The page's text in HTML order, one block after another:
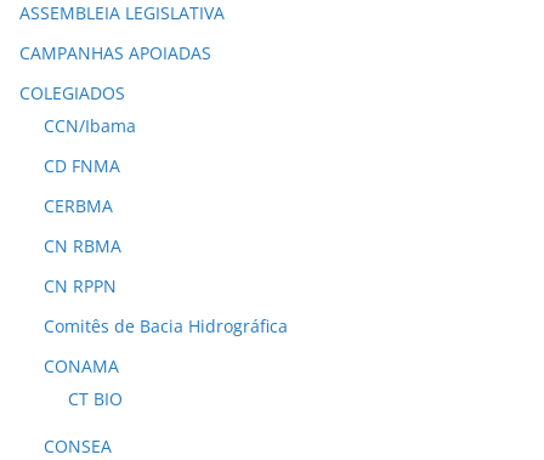
ASSEMBLEIA LEGISLATIVA
CAMPANHAS APOIADAS
COLEGIADOS
CCN/Ibama
CD FNMA
CERBMA
CN RBMA
CN RPPN
Comitês de Bacia Hidrográfica
CONAMA
CT BIO
CONSEA